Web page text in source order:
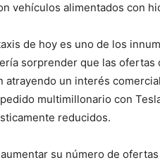
vehículos alimentados con
de hoy es uno de los
sorprender que las ofertas
atrayendo un interés
multimillonario con
reducidos.
su número de